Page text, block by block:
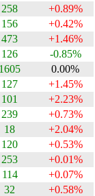
258
+0.89%
156
+0.42%
473
+1.46%
126
-0.85%
1605
0.00%
127
+1.45%
101
+2.23%
239
+0.73%
18
+2.04%
120
+0.53%
253
+0.01%
114
+0.07%
32
+0.58%